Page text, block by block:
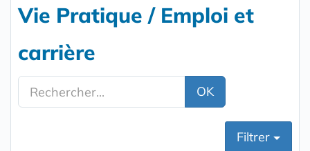
Vie Pratique / Emploi et
carrière
OK
Filtrer